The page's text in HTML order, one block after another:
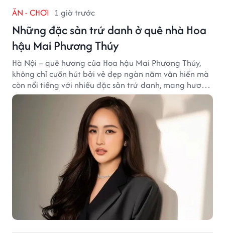
ĂN - CHƠI 1 giờ trước
Những đặc sản trứ danh ở quê nhà Hoa
hậu Mai Phương Thúy
Hà Nội – quê hương của Hoa hậu Mai Phương Thúy,
không chỉ cuốn hút bởi vẻ đẹp ngàn năm văn hiến mà
còn nổi tiếng với nhiều đặc sản trứ danh, mang hương
vị tinh tế và đậm đà bản sắc đất kinh kỳ.